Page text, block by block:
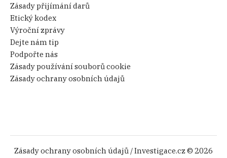
Zásady přijímání darů
Etický kodex
Výroční zprávy
Dejte nám tip
Podpořte nás
Zásady používání souborů cookie
Zásady ochrany osobních údajů
Zásady ochrany osobních údajů / Investigace.cz © 2026